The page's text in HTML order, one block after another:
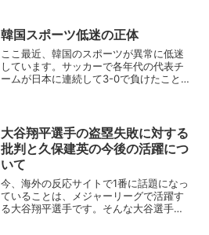
FIFAの世界ランキングを目にして思った
のですが、国ごとのスポー...
韓国スポーツ低迷の正体
ここ最近、韓国のスポーツが異常に低迷
しています。サッカーで各年代の代表チ
ームが日本に連続して3-0で負けたこと
ットボールなどは、今ま...
大谷翔平選手の盗塁失敗に対する
批判と久保建英の今後の活躍につ
いて
今、海外の反応サイトで1番に話題になっ
ていることは、メジャーリーグで活躍す
る大谷翔平選手です。そんな大谷選手が